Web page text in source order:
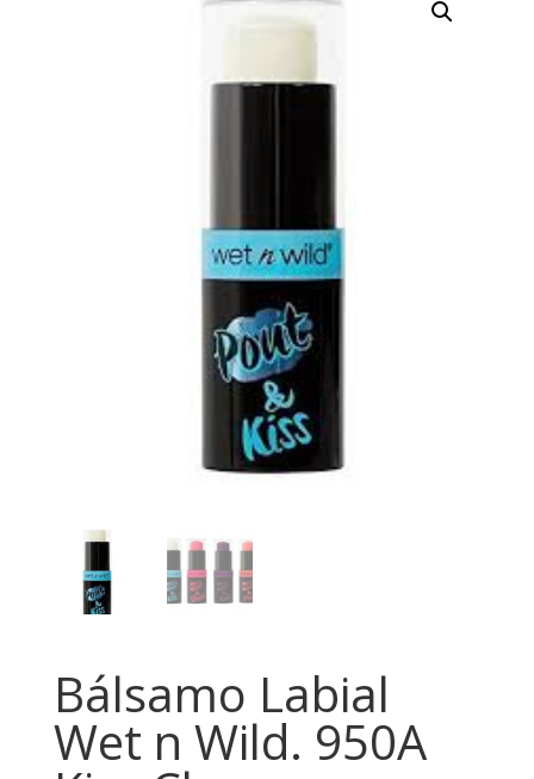
Bálsamo Labial
Wet n Wild. 950A